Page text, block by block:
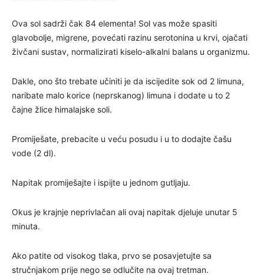
Ova sol sadrži čak 84 elementa! Sol vas može spasiti
glavobolje, migrene, povećati razinu serotonina u krvi, ojačati
živčani sustav, normalizirati kiselo-alkalni balans u organizmu.
Dakle, ono što trebate učiniti je da iscijedite sok od 2 limuna,
naribate malo korice (neprskanog) limuna i dodate u to 2
čajne žlice himalajske soli.
Promiješate, prebacite u veću posudu i u to dodajte čašu
vode (2 dl).
Napitak promiješajte i ispijte u jednom gutljaju.
Okus je krajnje neprivlačan ali ovaj napitak djeluje unutar 5
minuta.
Ako patite od visokog tlaka, prvo se posavjetujte sa
stručnjakom prije nego se odlučite na ovaj tretman.